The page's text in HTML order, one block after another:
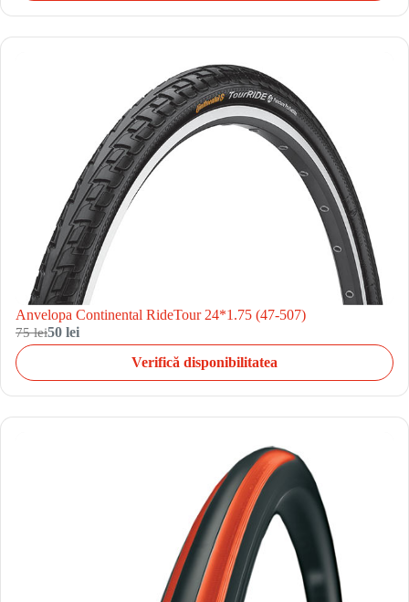
Anvelopa Continental RideTour 24*1.75 (47-507)
75 lei50 lei
Verifică disponibilitatea